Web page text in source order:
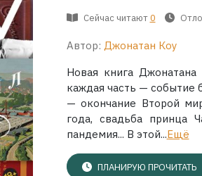
Сейчас читают 0
Автор: Джонатан Коу
Новая книга
каждая часть — событие
— окончание Второй
года, свадьба принца
пандемия... В этой...Ещё
ПЛАНИРУЮ ПРОЧИТАТЬ